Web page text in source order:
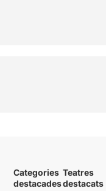
Categories
destacades
Teatres
destacats